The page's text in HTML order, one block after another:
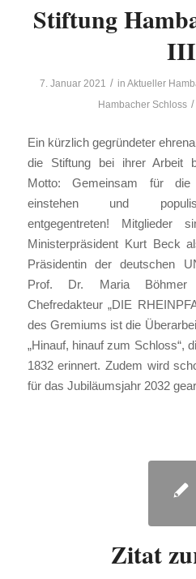
Stiftung
III
7. Januar 2021 / in Aktueller
Hambacher Schloss /
Ein kürzlich gegründeter
die Stiftung bei ihrer Arbeit
Motto: Gemeinsam für
einstehen und
entgegentreten! Mitglieder
Ministerpräsident Kurt Beck
Präsidentin der deutschen
Prof. Dr. Maria Böhmer
Chefredakteur „DIE
des Gremiums ist die
„Hinauf, hinauf zum Schloss“,
1832 erinnert. Zudem wird
für das Jubiläumsjahr 2032
Zitat